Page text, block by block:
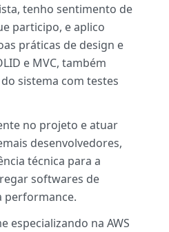
tenho sentimento de
participo, e aplico
práticas de design e
e MVC, também
sistema com testes
no projeto e atuar
desenvolvedores,
técnica para a
softwares de
performance.
especializando na AWS